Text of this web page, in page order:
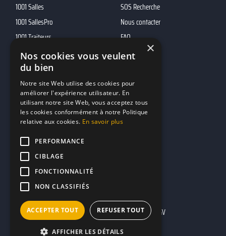
1001 Salles
1001 SallesPro
1001 Traiteurs
1001 DJ
10h01
MP2
SOS Recherche
Nous contacter
FAQ
Contacts
marketing@reserverunbar.fr
11 rue Maurice Grandcoing
94200 Ivry-sur-Seine
Mentions légales CGU CGV
×
Nos cookies vous veulent
du bien
Notre site Web utilise des cookies pour
améliorer l'expérience utilisateur. En
utilisant notre site Web, vous acceptez tous
les cookies conformément à notre Politique
relative aux cookies. En savoir plus
PERFORMANCE
CIBLAGE
FONCTIONNALITÉ
NON CLASSIFIÉS
ACCEPTER TOUT REFUSER TOUT
AFFICHER LES DÉTAILS